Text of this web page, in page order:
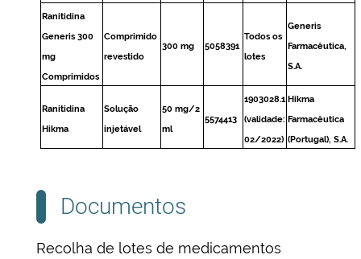
Ranitidina
Generis 300
mg
Comprimidos
Comprimido
revestido
300 mg 5058391
Todos os
lotes
Generis
Farmacêutica,
S.A.
Ranitidina
Hikma
Solução
injetável
50 mg/2
ml
5574413
1903028.1
(validade:
02/2022)
Hikma
Farmacêutica
(Portugal), S.A.
Documentos
Recolha de lotes de medicamentos